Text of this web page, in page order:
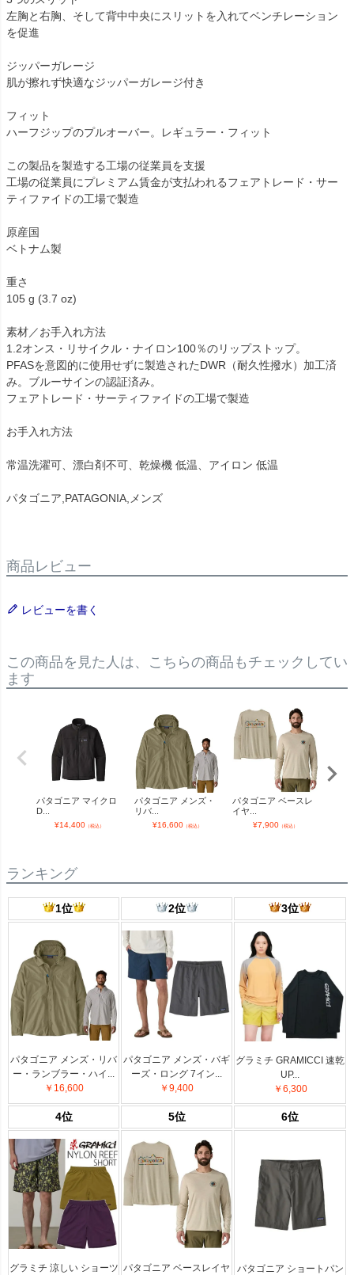
左胸と右胸、そして背中中央にスリットを入れてベンチレーション
を促進
ジッパーガレージ
肌が擦れず快適なジッパーガレージ付き
フィット
ハーフジップのプルオーバー。レギュラー・フィット
この製品を製造する工場の従業員を支援
工場の従業員にプレミアム賃金が支払われるフェアトレード・サー
ティファイドの工場で製造
原産国
ベトナム製
重さ
105 g (3.7 oz)
素材／お手入れ方法
1.2オンス・リサイクル・ナイロン100％のリップストップ。
PFASを意図的に使用せずに製造されたDWR（耐久性撥水）加工済
み。ブルーサインの認証済み。
フェアトレード・サーティファイドの工場で製造
お手入れ方法
常温洗濯可、漂白剤不可、乾燥機 低温、アイロン 低温
パタゴニア,PATAGONIA,メンズ
商品レビュー
レビューを書く
この商品を見た人は、こちらの商品もチェックしてい
ます
パタゴニア マイクロ
D...
¥14,400（税込）
パタゴニア メンズ・
リバ...
¥16,600（税込）
パタゴニア ベースレ
イヤ...
¥7,900（税込）
ランキング
1位 2位 3位
パタゴニア メンズ・リバ
ー・ランブラー・ハイ...
￥16,600
パタゴニア メンズ・バギ
ーズ・ロング 7イン...
￥9,400
グラミチ GRAMICCI 速乾
UP...
￥6,300
4位 5位 6位
グラミチ 涼しい ショーツ パタゴニア ベースレイヤ
パタゴニア ショートパン